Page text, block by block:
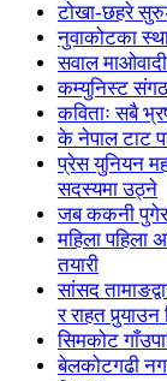
टोखा-छहरे
नुवाकोटका
सवाल
कम्युनिस्ट
कविताः सबै
के नेपाल टाट
प्रेस युनियन
सदस्यमा उठ्ने
जब ककनी पुगेर
महिला पहिला
तयारी
सांसद
र राहत पुर्‍याउन
सिमकोट
बेलकोटगढी